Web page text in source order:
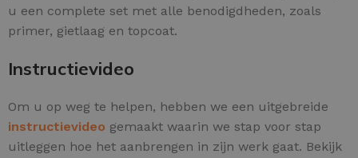
u een complete set met alle benodigdheden, zoals
primer, gietlaag en topcoat.
Instructievideo
Om u op weg te helpen, hebben we een uitgebreide
instructievideo gemaakt waarin we stap voor stap
uitleggen hoe het aanbrengen in zijn werk gaat. Bekijk